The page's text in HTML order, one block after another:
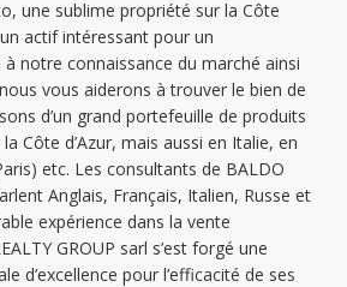
une sublime propriété sur la Côte
actif intéressant pour un
notre connaissance du marché ainsi
vous aiderons à trouver le bien de
d’un grand portefeuille de produits
Côte d’Azur, mais aussi en Italie, en
etc. Les consultants de BALDO
Anglais, Français, Italien, Russe et
expérience dans la vente
GROUP sarl s’est forgé une
d’excellence pour l’efficacité de ses